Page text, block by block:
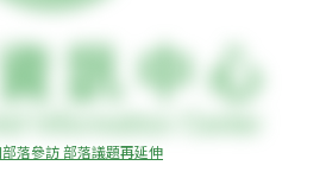
落參訪 部落議題再延伸